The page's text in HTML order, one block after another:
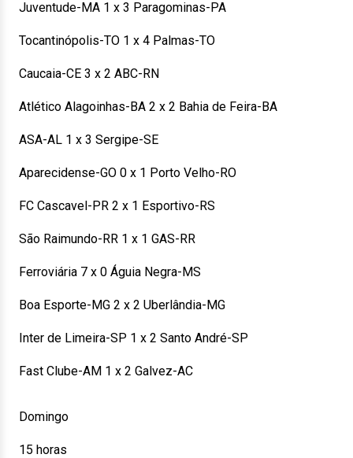
Juventude-MA 1 x 3 Paragominas-PA
Tocantinópolis-TO 1 x 4 Palmas-TO
Caucaia-CE 3 x 2 ABC-RN
Atlético Alagoinhas-BA 2 x 2 Bahia de Feira-BA
ASA-AL 1 x 3 Sergipe-SE
Aparecidense-GO 0 x 1 Porto Velho-RO
FC Cascavel-PR 2 x 1 Esportivo-RS
São Raimundo-RR 1 x 1 GAS-RR
Ferroviária 7 x 0 Águia Negra-MS
Boa Esporte-MG 2 x 2 Uberlândia-MG
Inter de Limeira-SP 1 x 2 Santo André-SP
Fast Clube-AM 1 x 2 Galvez-AC
Domingo
15 horas